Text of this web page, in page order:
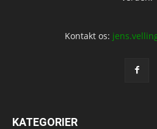
Kontakt os:
KATEGORIER